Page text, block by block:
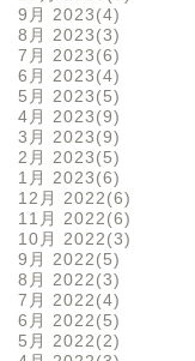
9月 2023 4
8月 2023 3
7月 2023 6
6月 2023 4
5月 2023 5
4月 2023 9
3月 2023 9
2月 2023 5
1月 2023 6
12月 2022 6
11月 2022 6
10月 2022 3
9月 2022 5
8月 2022 3
7月 2022 4
6月 2022 5
5月 2022 2